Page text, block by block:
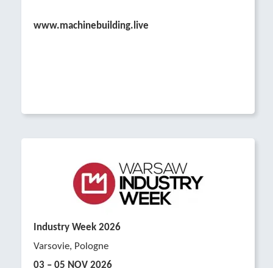
www.machinebuilding.live
Industry Week 2026
Varsovie, Pologne
03 – 05 NOV 2026